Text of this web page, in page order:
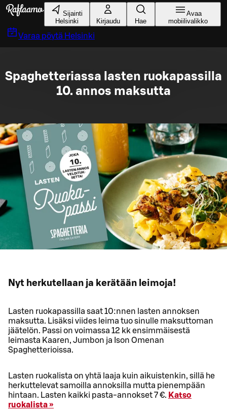
Siirry pääsisältöön
Sijainti
Helsinki
Kirjaudu Hae
Avaa
mobiilivalikko
Varaa pöytä Helsinki
Spaghetteriassa lasten ruokapassilla
10. annos maksutta
Nyt herkutellaan ja kerätään leimoja!
Lasten ruokapassilla saat 10:nnen lasten annoksen
maksutta. Lisäksi viides leima tuo sinulle maksuttoman
jäätelön. Passi on voimassa 12 kk ensimmäisestä
leimasta Kaaren, Jumbon ja Ison Omenan
Spaghetterioissa.
Lasten ruokalista on yhtä laaja kuin aikuistenkin, sillä he
herkuttelevat samoilla annoksilla mutta pienempään
hintaan. Lasten kaikki pasta-annokset 7 €. Katso
ruokalista »